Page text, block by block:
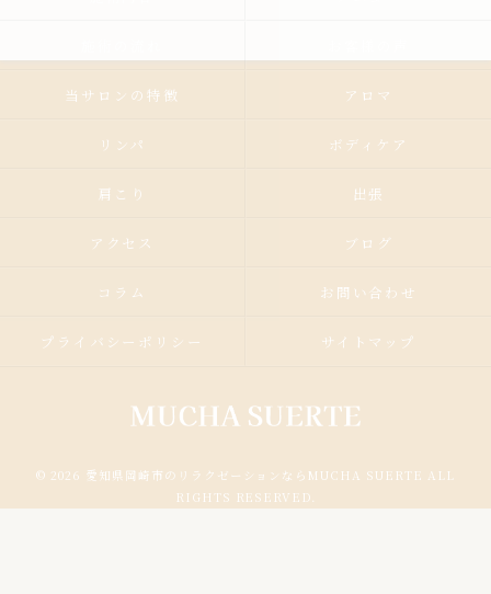
当サロンの特徴 アロマ
リンパ ボディケア
肩こり 出張
アクセス ブログ
コラム お問い合わせ
プライバシーポリシー サイトマップ
© 2026 愛知県岡崎市のリラクゼーションならMUCHA SUERTE ALL
RIGHTS RESERVED.